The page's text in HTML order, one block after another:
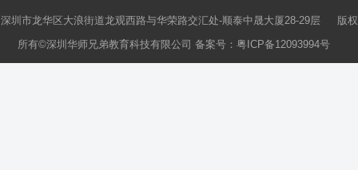
深圳市龙华区大浪街道龙观西路与华荣路交汇处-顺泰中晟大厦28-29层 版权
所有©深圳华师兄弟教育科技有限公司 备案号： 粤ICP备12093994号